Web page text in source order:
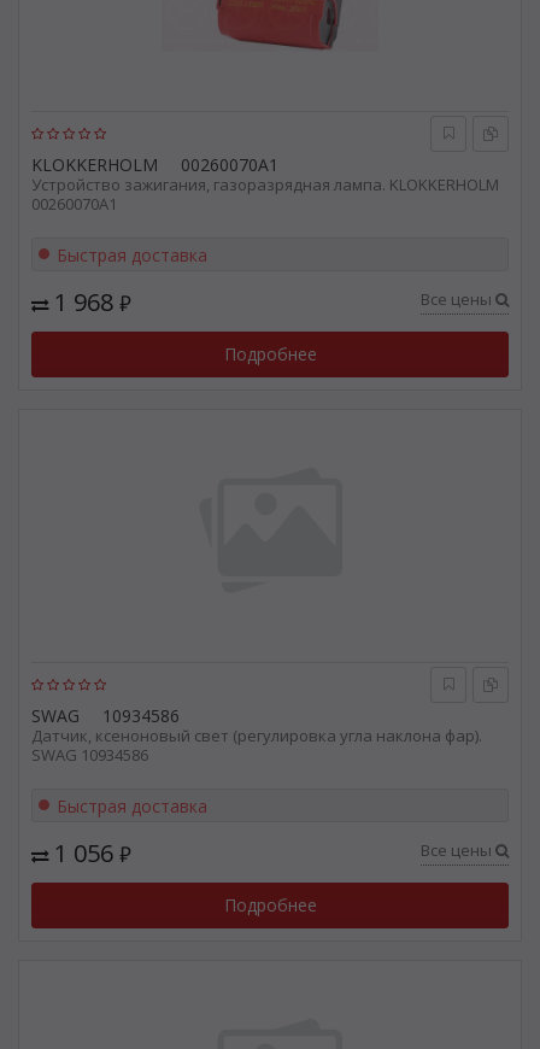
KLOKKERHOLM 00260070A1
Устройство зажигания, газоразрядная лампа. KLOKKERHOLM
00260070A1
Быстрая доставка
1 968 ₽ Все цены
Подробнее
SWAG 10934586
Датчик, ксеноновый свет (регулировка угла наклона фар).
SWAG 10934586
Быстрая доставка
1 056 ₽ Все цены
Подробнее